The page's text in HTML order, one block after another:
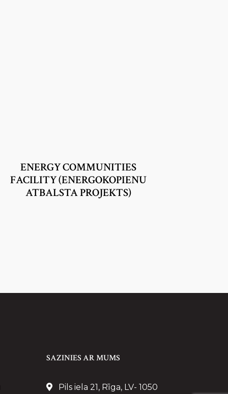
ENERGY COMMUNITIES
FACILITY (ENERGOKOPIENU
ATBALSTA PROJEKTS)
SAZINIES AR MUMS
Pils iela 21, Rīga, LV- 1050